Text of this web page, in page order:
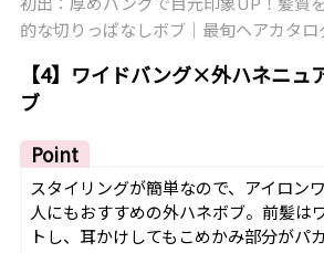
的な切りっぱなしボブ｜最旬ヘアカタロ
【4】ワイドバング×外ハネニュ
ブ
Point
スタイリングが簡単なので、アイロン
人にもおすすめの外ハネボブ。前髪は
トし、耳かけしてもこめかみ部分がパ